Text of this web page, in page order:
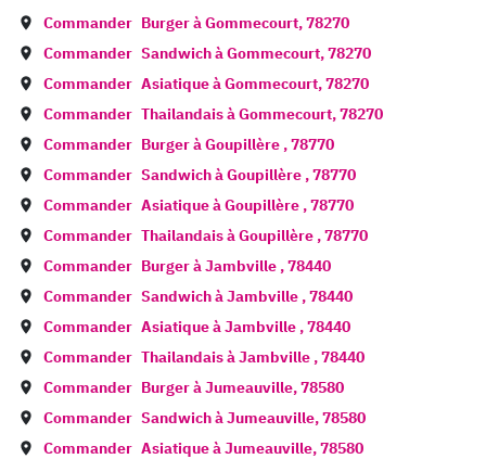
Commander Burger àGommecourt,78270
Commander Sandwich àGommecourt,78270
Commander Asiatique àGommecourt,78270
Commander Thailandais àGommecourt,78270
Commander Burger àGoupillère ,78770
Commander Sandwich àGoupillère ,78770
Commander Asiatique àGoupillère ,78770
Commander Thailandais àGoupillère ,78770
Commander Burger àJambville ,78440
Commander Sandwich àJambville ,78440
Commander Asiatique àJambville ,78440
Commander Thailandais àJambville ,78440
Commander Burger àJumeauville,78580
Commander Sandwich àJumeauville,78580
Commander Asiatique àJumeauville,78580